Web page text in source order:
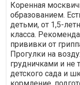
Коренная
образованием.
детьми, от 1,5-
класса.
прививки от
Прогулки на
грудничками и не
детского сада и